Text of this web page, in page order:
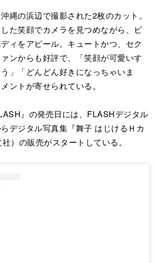
縄の浜辺で撮影された2枚のカット。
た笑顔でカメラを見つめながら、ビ
ィをアピール。キュートかつ、セク
ンからも好評で、「笑顔が可愛いす
」「どんどん好きになっちゃいま
ントが寄せられている。
』の発売日には、FLASHデジタル
デジタル写真集『舞子 はじけるＨカ
）の販売がスタートしている。